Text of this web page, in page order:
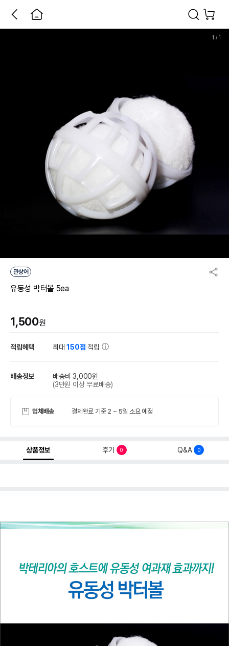
1 / 1
관상어
유동성 박터볼 5ea
1,500원
적립혜택 최대150점 적립
배송정보
배송비 3,000원
(3만원 이상 무료배송)
업체배송 결제완료 기준 2 ~ 5일 소요 예정
상품정보 후기 0 Q&A 0